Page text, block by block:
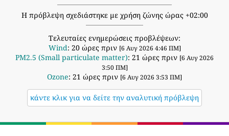
Η πρόβλεψη σχεδιάστηκε με χρήση ζώνης ώρας +02:00
Τελευταίες ενημερώσεις προβλέψεων:
Wind: 20 ώρες πριν [6 Αυγ 2026 4:46 ΠΜ]
PM2.5 (Small particulate matter): 21 ώρες πριν [6 Αυγ 2026
3:50 ΠΜ]
Ozone: 21 ώρες πριν [6 Αυγ 2026 3:53 ΠΜ]
κάντε κλικ για να δείτε την αναλυτική πρόβλεψη